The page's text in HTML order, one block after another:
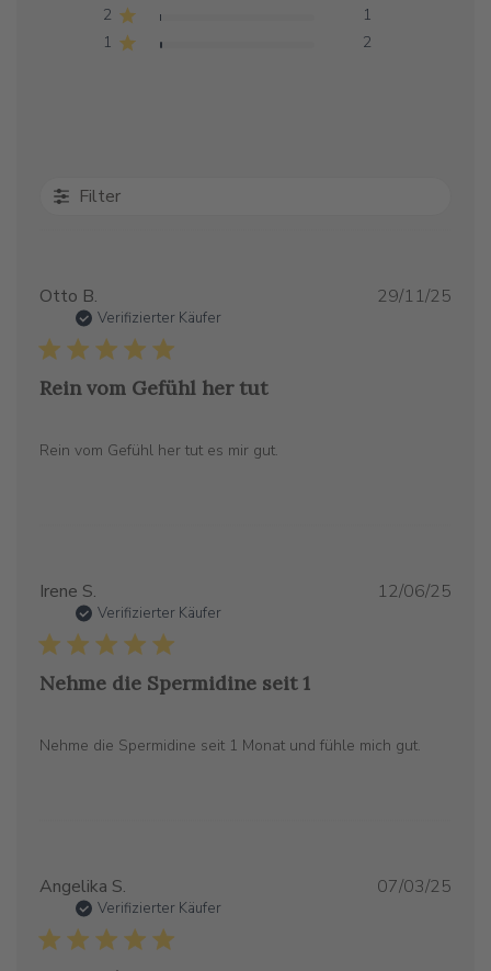
2
1
1
2
Filter
Otto B.
Verifizierter Käufer
Rein vom Gefühl her tut
Rein vom Gefühl her tut es mir gut.
29/11/25
Irene S.
Verifizierter Käufer
Nehme die Spermidine seit 1
Nehme die Spermidine seit 1 Monat und fühle mich gut.
12/06/25
Angelika S.
Verifizierter Käufer
07/03/25